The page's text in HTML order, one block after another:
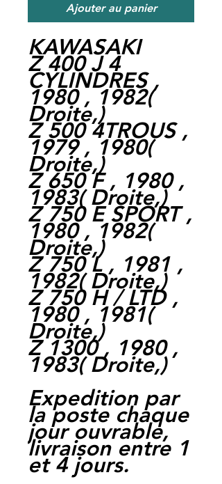
Ajouter au panier
KAWASAKI
Z 400 J 4
CYLINDRES ,
1980 , 1982(
Droite,)
Z 500 4TROUS ,
1979 , 1980(
Droite,)
Z 650 F , 1980 ,
1983(Droite,)
Z 750 E SPORT ,
1980 , 1982(
Droite,)
Z 750 L , 1981 ,
1982(Droite,)
Z 750 H / LTD ,
1980 , 1981(
Droite,)
Z 1300 , 1980 ,
1983(Droite,)
Expedition par
la poste chaque
jour ouvrable,
livraison entre 1
et 4 jours.